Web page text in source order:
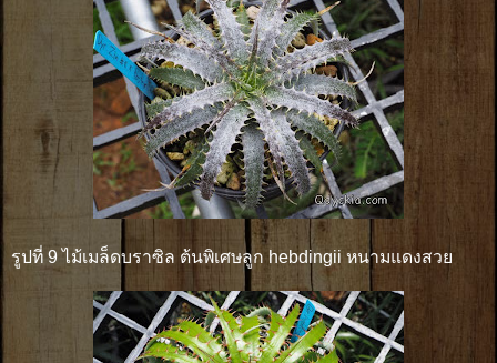
รูปที่ 9 ไม้เมล็ดบราซิล ต้นพิเศษลูก hebdingii หนามแดงสวย